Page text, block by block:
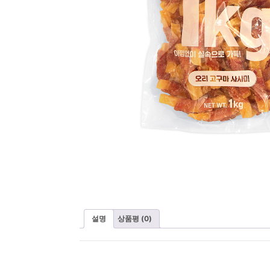
설명 상품평 (0)